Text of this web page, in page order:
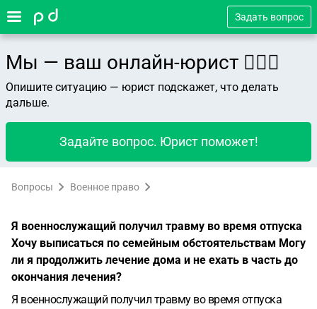
Задать вопрос
Мы — ваш онлайн-юрист 👨🏻‍⚖️
Опишите ситуацию — юрист подскажет, что делать
дальше.
Задайте вопрос. Юрист поможет!
Вопросы Военное право
Я военнослужащий получил травму во время отпуска
Хочу выписаться по семейным обстоятельствам Могу
ли я продолжить лечение дома и не ехать в часть до
окончания лечения?
Я военнослужащий получил травму во время отпуска